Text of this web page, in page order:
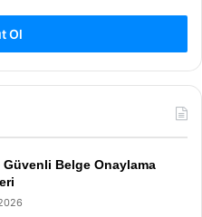
Ol
Belge Onaylama